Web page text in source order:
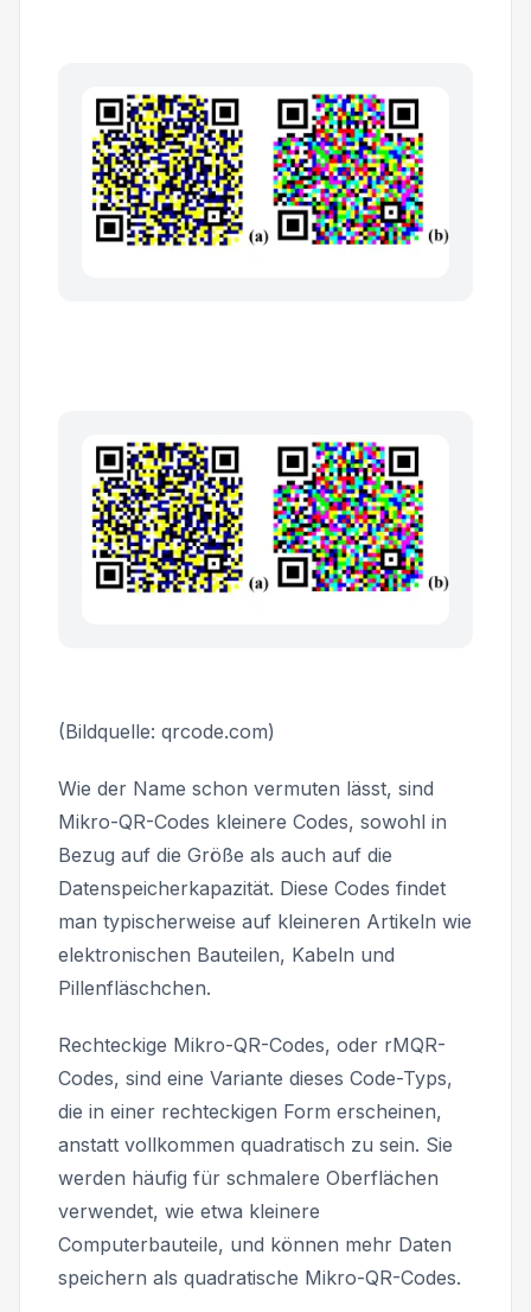
(Bildquelle: qrcode.com)
Wie der Name schon vermuten lässt, sind
Mikro-QR-Codes kleinere Codes, sowohl in
Bezug auf die Größe als auch auf die
Datenspeicherkapazität. Diese Codes findet
man typischerweise auf kleineren Artikeln wie
elektronischen Bauteilen, Kabeln und
Pillenfläschchen.
Rechteckige Mikro-QR-Codes, oder rMQR-
Codes, sind eine Variante dieses Code-Typs,
die in einer rechteckigen Form erscheinen,
anstatt vollkommen quadratisch zu sein. Sie
werden häufig für schmalere Oberflächen
verwendet, wie etwa kleinere
Computerbauteile, und können mehr Daten
speichern als quadratische Mikro-QR-Codes.